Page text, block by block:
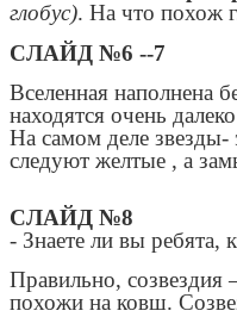
глобус). На что похож
СЛАЙД №6 --7
Вселенная наполнена
находятся очень
На самом деле
следуют желтые , а
СЛАЙД №8
- Знаете ли вы ребята,
Правильно, созвездия
похожи на ковш.